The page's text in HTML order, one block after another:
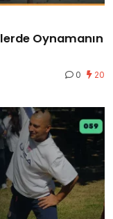
Oynamanın
0 20